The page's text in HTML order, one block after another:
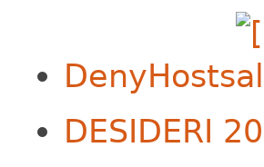
DenyHosts
DESIDERI